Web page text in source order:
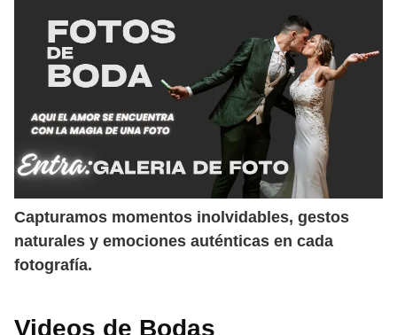
Capturamos momentos inolvidables, gestos
naturales y emociones auténticas en cada
fotografía.
Videos de Bodas